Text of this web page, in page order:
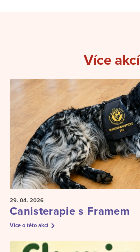
Více akcí
29. 04. 2026
Canisterapie s Framem
Více o této akci